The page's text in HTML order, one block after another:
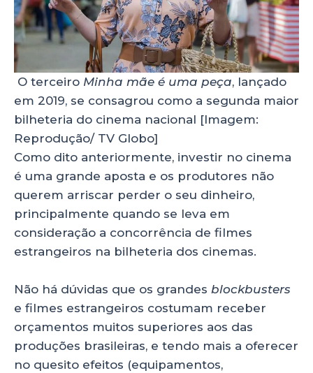
O terceiro Minha mãe é uma peça, lançado
em 2019, se consagrou como a segunda maior
bilheteria do cinema nacional [Imagem:
Reprodução/ TV Globo]
Como dito anteriormente, investir no cinema
é uma grande aposta e os produtores não
querem arriscar perder o seu dinheiro,
principalmente quando se leva em
consideração a concorrência de filmes
estrangeiros na bilheteria dos cinemas.
Não há dúvidas que os grandes blockbusters
e filmes estrangeiros costumam receber
orçamentos muitos superiores aos das
produções brasileiras, e tendo mais a oferecer
no quesito efeitos (equipamentos,